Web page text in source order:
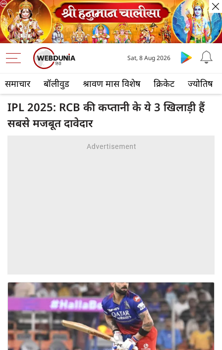
समाचार बॉलीवुड श्रावण मास विशेष क्रिकेट ज्योतिष
Sat, 8 Aug 2026
IPL 2025: RCB की कप्तानी के ये 3 खिलाड़ी हैं
सबसे मजबूत दावेदार